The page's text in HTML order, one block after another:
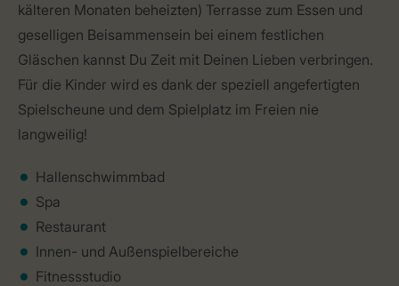
kälteren Monaten beheizten) Terrasse zum Essen und
geselligen Beisammensein bei einem festlichen
Gläschen kannst Du Zeit mit Deinen Lieben verbringen.
Für die Kinder wird es dank der speziell angefertigten
Spielscheune und dem Spielplatz im Freien nie
langweilig!
Hallenschwimmbad
Spa
Restaurant
Innen- und Außenspielbereiche
Fitnessstudio